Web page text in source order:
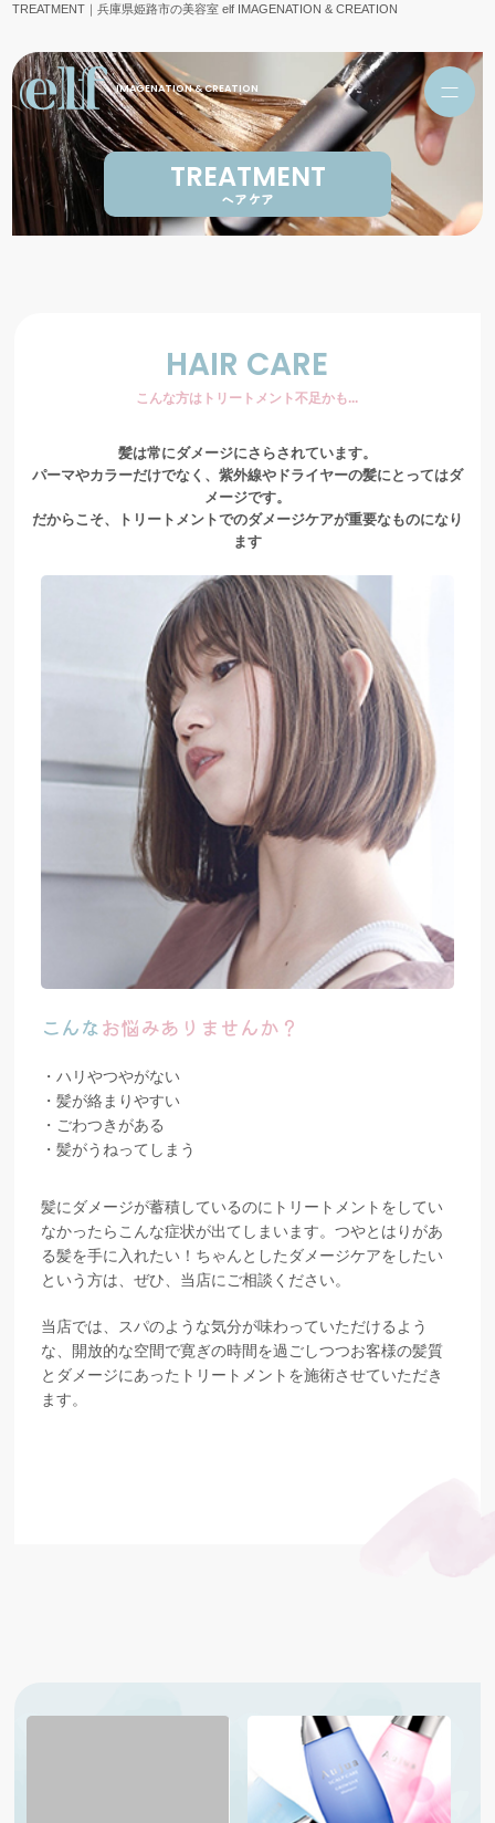
TREATMENT｜兵庫県姫路市の美容室 elf IMAGENATION & CREATION
IMAGENATION & CREATION
TREATMENT
ヘアケア
HAIR CARE
こんな方はトリートメント不足かも...
髪は常にダメージにさらされています。
パーマやカラーだけでなく、紫外線やドライヤーの髪にとってはダ
メージです。
だからこそ、トリートメントでのダメージケアが重要なものになり
ます
こんなお悩みありませんか？
・ハリやつやがない
・髪が絡まりやすい
・ごわつきがある
・髪がうねってしまう
髪にダメージが蓄積しているのにトリートメントをしてい
なかったらこんな症状が出てしまいます。つやとはりがあ
る髪を手に入れたい！ちゃんとしたダメージケアをしたい
という方は、ぜひ、当店にご相談ください。
当店では、スパのような気分が味わっていただけるよう
な、開放的な空間で寛ぎの時間を過ごしつつお客様の髪質
とダメージにあったトリートメントを施術させていただき
ます。